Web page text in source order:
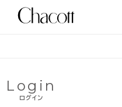
ログイン
Login